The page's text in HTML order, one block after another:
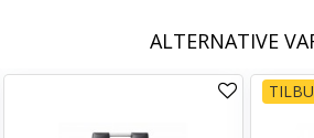
ALTERNATIVE